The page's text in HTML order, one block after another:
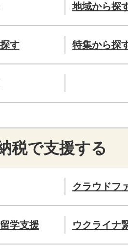
地域から探
す 特集から探
税で支援する
クラウドフ
学支援 ウクライナ